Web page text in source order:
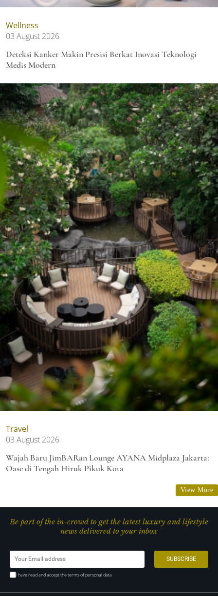
Wellness
03 August 2026
Deteksi Kanker Makin Presisi Berkat Inovasi Teknologi
Medis Modern
Travel
03 August 2026
Wajah Baru JimBARan Lounge AYANA Midplaza Jakarta:
Oase di Tengah Hiruk Pikuk Kota
View More
Be part of the in-crowd to get the latest luxury and lifestyle
news delivered to your inbox
I have read and accept the terms of personal data